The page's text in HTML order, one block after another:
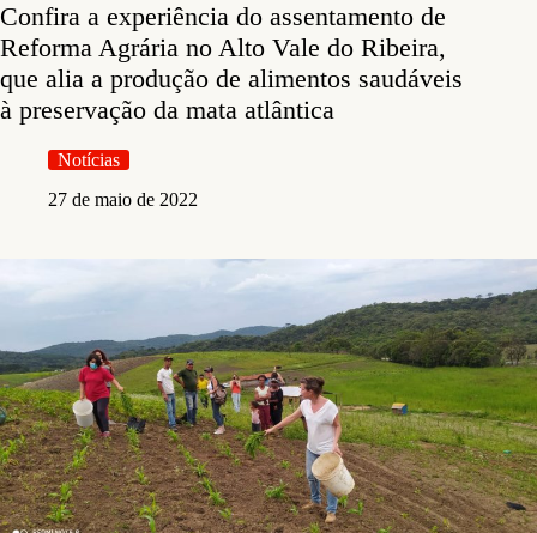
Confira a experiência do assentamento de
Reforma Agrária no Alto Vale do Ribeira,
que alia a produção de alimentos saudáveis
à preservação da mata atlântica
Notícias
27 de maio de 2022